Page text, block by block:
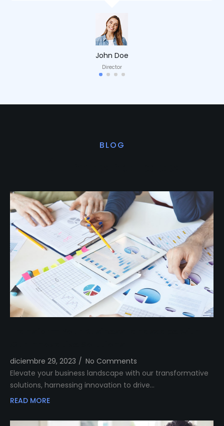
John Doe
Director
BLOG
diciembre 29, 2023 / No Comments
Elevate your business landscape with our transformative
solutions, harnessing innovation to drive…
READ MORE